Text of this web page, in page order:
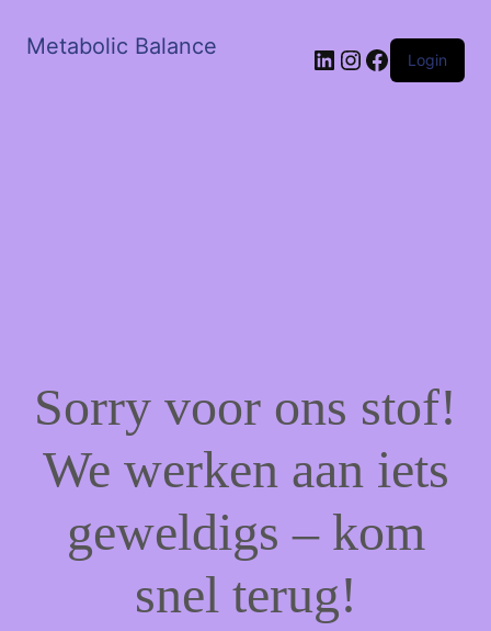
Metabolic Balance LinkedIn
Instagram
Facebook
Login
Sorry voor ons stof!
We werken aan iets
geweldigs – kom
snel terug!